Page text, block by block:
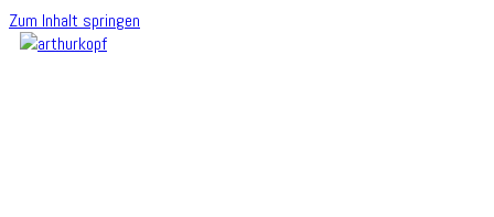
Zum Inhalt springen